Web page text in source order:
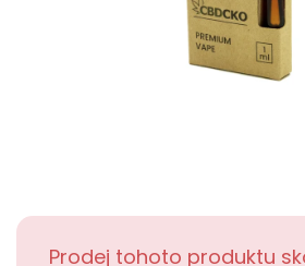
Prodej tohoto produktu